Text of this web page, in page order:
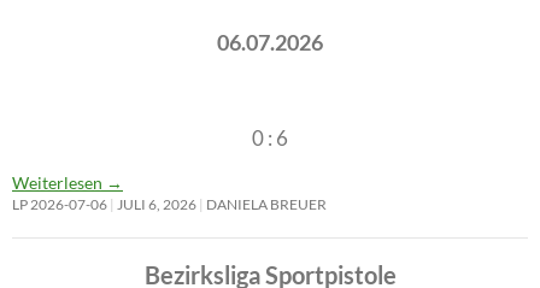
06.07.2026
0 : 6
Weiterlesen →
LP 2026-07-06 JULI 6, 2026 DANIELA BREUER
Bezirksliga Sportpistole